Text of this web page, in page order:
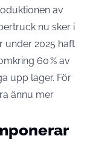
av
nu sker i
under 2025 haft
60 % av
upp lager. För
ännu mer